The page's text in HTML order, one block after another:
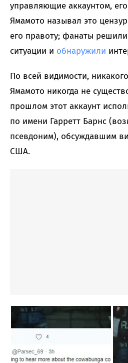
управляющие аккаунтом, его
Ямамото называл это
его правоту; фанаты
ситуации и обнаружили
По всей видимости,
Ямамото никогда не
прошлом этот аккаунт
по имени Гарретт Барнс
псевдоним), обсуждавшим
США.